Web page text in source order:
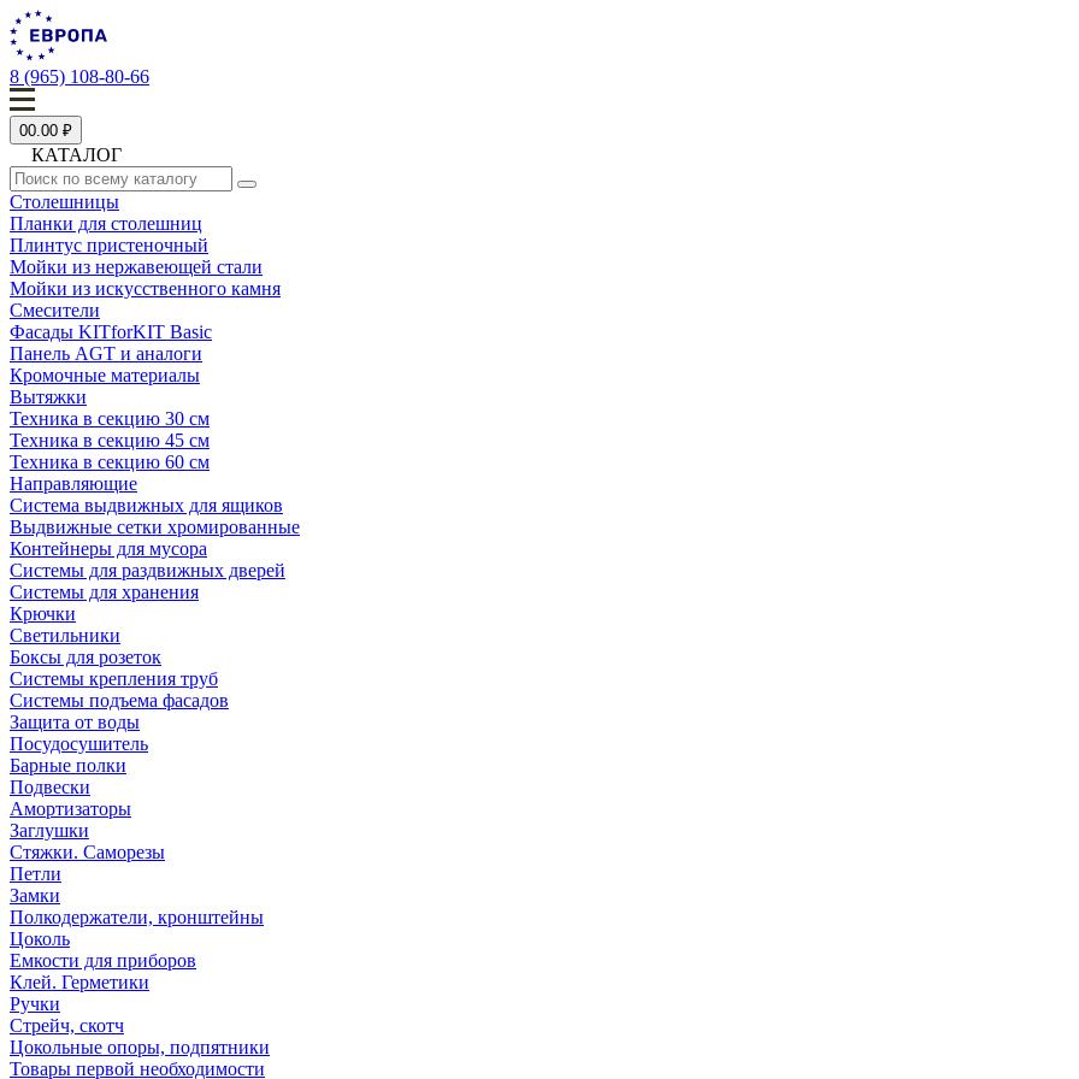
8 (965) 108-80-66
00.00 ₽
КАТАЛОГ
Столешницы
Планки для столешниц
Плинтус пристеночный
Мойки из нержавеющей стали
Мойки из искусственного камня
Смесители
Фасады KITforKIT Basic
Панель AGT и аналоги
Кромочные материалы
Вытяжки
Техника в секцию 30 см
Техника в секцию 45 см
Техника в секцию 60 см
Направляющие
Система выдвижных для ящиков
Выдвижные сетки хромированные
Контейнеры для мусора
Системы для раздвижных дверей
Системы для хранения
Крючки
Светильники
Боксы для розеток
Системы крепления труб
Системы подъема фасадов
Защита от воды
Посудосушитель
Барные полки
Подвески
Амортизаторы
Заглушки
Стяжки. Саморезы
Петли
Замки
Полкодержатели, кронштейны
Цоколь
Емкости для приборов
Клей. Герметики
Ручки
Стрейч, скотч
Цокольные опоры, подпятники
Товары первой необходимости